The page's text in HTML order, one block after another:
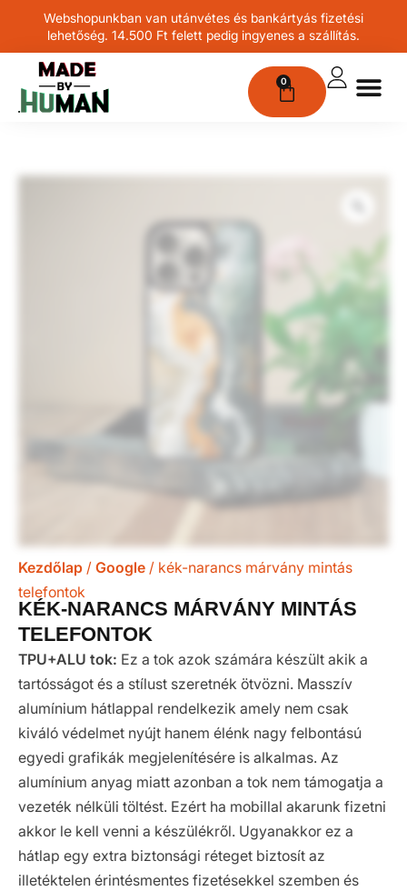
Webshopunkban van utánvétes és bankártyás fizetési
lehetőség. 14.500 Ft felett pedig ingyenes a szállítás.
0
Kezdőlap / Google / kék-narancs márvány mintás
telefontok
KÉK-NARANCS MÁRVÁNY MINTÁS
TELEFONTOK
TPU+ALU tok: Ez a tok azok számára készült akik a
tartósságot és a stílust szeretnék ötvözni. Masszív
alumínium hátlappal rendelkezik amely nem csak
kiváló védelmet nyújt hanem élénk nagy felbontású
egyedi grafikák megjelenítésére is alkalmas. Az
alumínium anyag miatt azonban a tok nem támogatja a
vezeték nélküli töltést. Ezért ha mobillal akarunk fizetni
akkor le kell venni a készülékről. Ugyanakkor ez a
hátlap egy extra biztonsági réteget biztosít az
illetéktelen érintésmentes fizetésekkel szemben és